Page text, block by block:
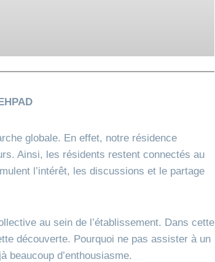
globale. En effet, notre résidence
Ainsi, les résidents restent connectés au
l’intérêt, les discussions et le partage
au sein de l’établissement. Dans cette
découverte. Pourquoi ne pas assister à un
beaucoup d’enthousiasme.